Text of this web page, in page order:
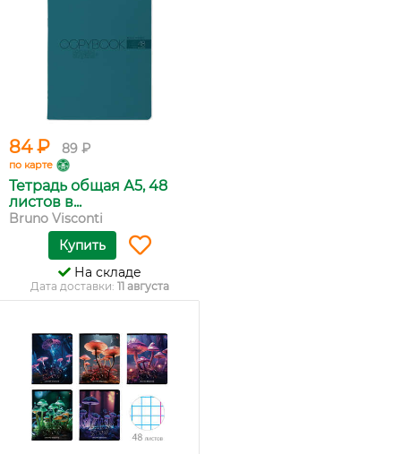
84 ₽ 89 ₽
по карте
Тетрадь общая А5, 48
листов в...
Bruno Visconti
Купить
На складе
Дата доставки: 11 августа